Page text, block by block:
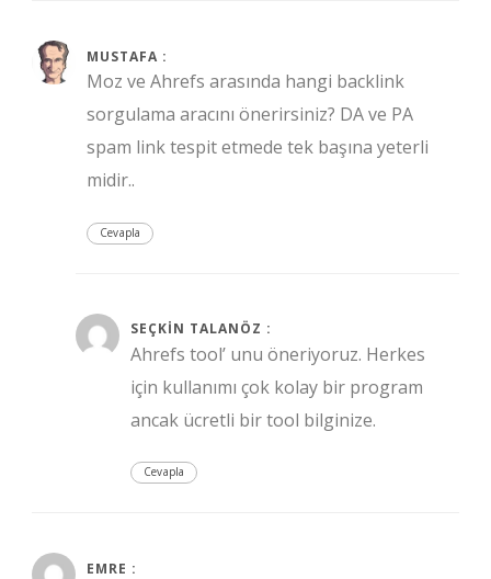
MUSTAFA :
Moz ve Ahrefs arasında hangi backlink
sorgulama aracını önerirsiniz? DA ve PA
spam link tespit etmede tek başına yeterli
midir..
Cevapla
SEÇKIN TALANÖZ :
Ahrefs tool’ unu öneriyoruz. Herkes
için kullanımı çok kolay bir program
ancak ücretli bir tool bilginize.
Cevapla
EMRE :